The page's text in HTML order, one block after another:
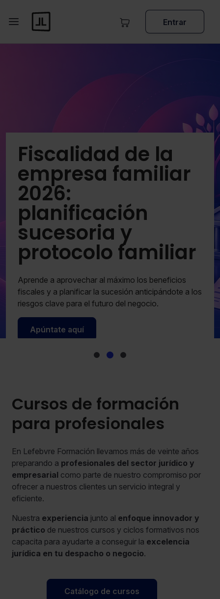
Entrar
Fiscalidad de la
empresa familiar
2026:
planificación
sucesoria y
protocolo familiar
Aprende a aprovechar al máximo los beneficios
fiscales y a planificar la sucesión anticipándote a los
riesgos clave para el futuro del negocio.
Apúntate aquí
Cursos de formación
para profesionales
En Lefebvre Formación llevamos más de veinte años
preparando a profesionales del sector jurídico y
empresarial como parte de nuestro compromiso por
ofrecer a nuestros clientes un servicio integral y
eficiente.
Nuestra experiencia junto al enfoque innovador y
práctico de nuestros cursos y ciclos formativos nos
capacita para ayudarte a conseguir la excelencia
jurídica en tu despacho o negocio.
Catálogo de cursos